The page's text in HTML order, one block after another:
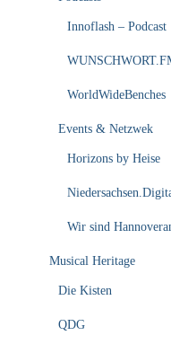
Innoflash – Podcast
WorldWideBenches
Events & Netzwek
Horizons by Heise
Wir sind
Musical Heritage
Die Kisten
QDG